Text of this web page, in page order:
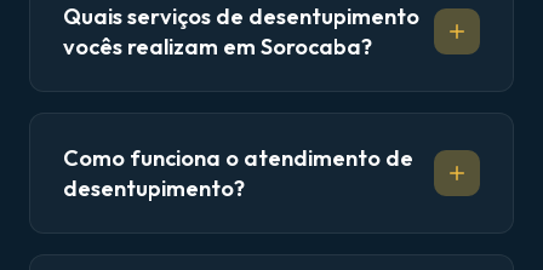
Quais serviços de desentupimento
vocês realizam em Sorocaba?
Como funciona o atendimento de
desentupimento?